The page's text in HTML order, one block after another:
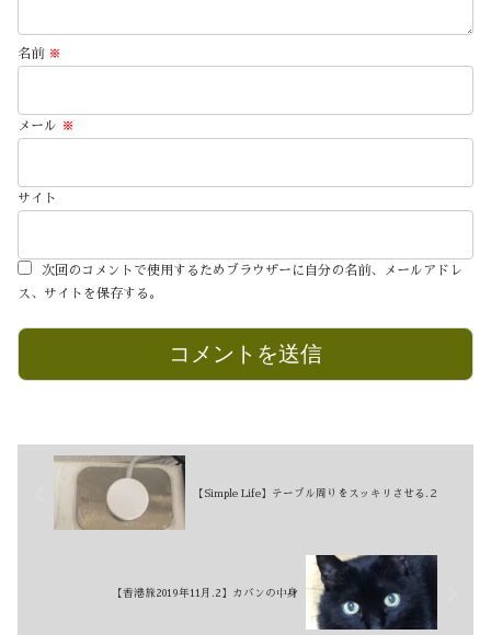
名前 ※
メール ※
サイト
次回のコメントで使用するためブラウザーに自分の名前、メールアドレ
ス、サイトを保存する。
【Simple Life】テーブル周りをスッキリさせる.２
【香港旅2019年11月.2】カバンの中身